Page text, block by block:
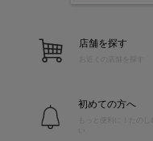
店舗を探す
お近くの店舗を探す
初めての方へ